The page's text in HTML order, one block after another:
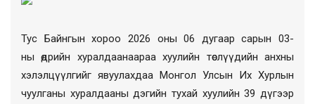
Тус Байнгын хороо 2026 оны 06 дугаар сарын 03-
ны өдрийн хуралдаанаараа хуулийн төслүүдийн анхны
хэлэлцүүлгийг явуулахдаа Монгол Улсын Их Хурлын
чуулганы хуралдааны дэгийн тухай хуулийн 39 дүгээр